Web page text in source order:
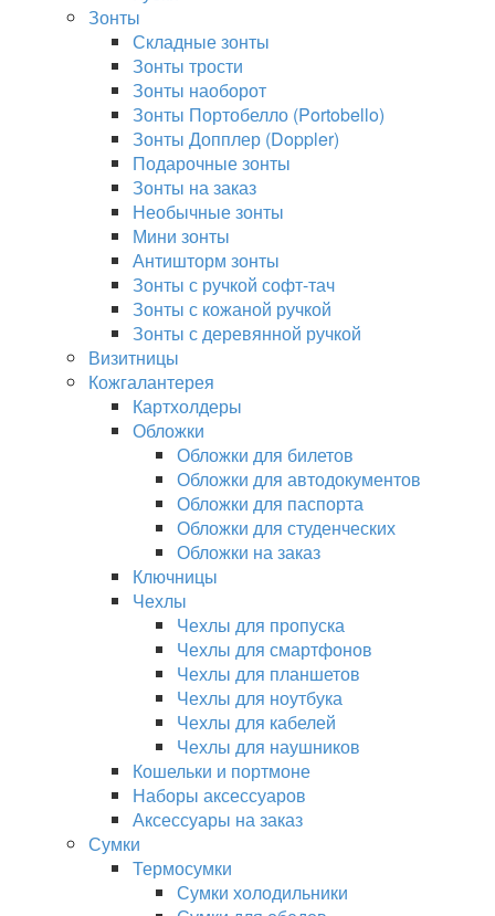
Зонты
Складные зонты
Зонты трости
Зонты наоборот
Зонты Портобелло (Portobello)
Зонты Допплер (Doppler)
Подарочные зонты
Зонты на заказ
Необычные зонты
Мини зонты
Антишторм зонты
Зонты с ручкой софт-тач
Зонты с кожаной ручкой
Зонты с деревянной ручкой
Визитницы
Кожгалантерея
Картхолдеры
Обложки
Обложки для билетов
Обложки для автодокументов
Обложки для паспорта
Обложки для студенческих
Обложки на заказ
Ключницы
Чехлы
Чехлы для пропуска
Чехлы для смартфонов
Чехлы для планшетов
Чехлы для ноутбука
Чехлы для кабелей
Чехлы для наушников
Кошельки и портмоне
Наборы аксессуаров
Аксессуары на заказ
Сумки
Термосумки
Сумки холодильники